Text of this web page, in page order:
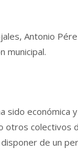
Antonio
municipal.
sido económica
colectivos
de un